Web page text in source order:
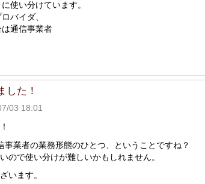
使い分けています。
バイダ、
通信事業者
した！
03 18:01
業者の業務形態のひとつ、ということですね？
ので使い分けが難しいかもしれません。
います。